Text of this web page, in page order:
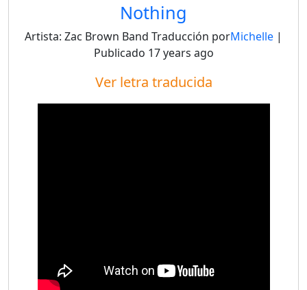
Nothing
Artista: Zac Brown Band Traducción porMichelle |
Publicado 17 years ago
Ver letra traducida